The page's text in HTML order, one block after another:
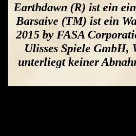
Earthdawn (R) ist ein
Barsaive (TM) ist ein
2015 by FASA
Ulisses Spiele GmbH,
unterliegt keiner